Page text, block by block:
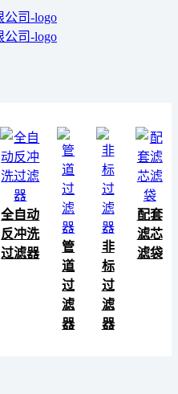
全自动
反冲洗
过滤器
管
道
过
滤
器
非
标
过
滤
器
配套
滤芯
滤袋